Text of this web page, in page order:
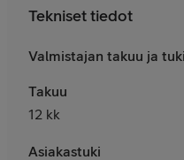
Tekniset tiedot
Valmistajan takuu ja tuki
Takuu
12 kk
Asiakastuki